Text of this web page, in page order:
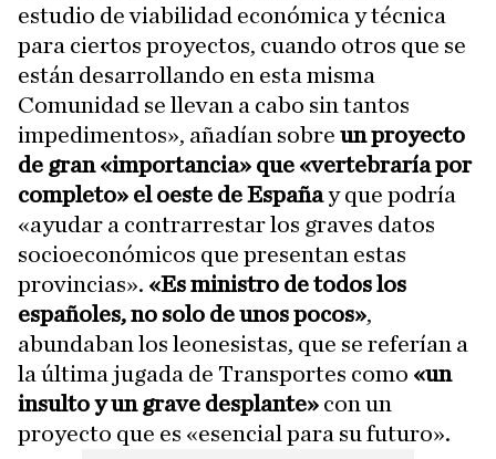
estudio de viabilidad económica y técnica
para ciertos proyectos, cuando otros que se
están desarrollando en esta misma
Comunidad se llevan a cabo sin tantos
impedimentos», añadían sobre un proyecto
de gran «importancia» que «vertebraría por
completo» el oeste de Españay que podría
«ayudar a contrarrestar los graves datos
socioeconómicos que presentan estas
provincias». «Es ministro de todos los
españoles, no solo de unos pocos»,
abundaban los leonesistas, que se referían a
la última jugada de Transportes como «un
insulto y un grave desplante» con un
proyecto que es «esencial para su futuro».